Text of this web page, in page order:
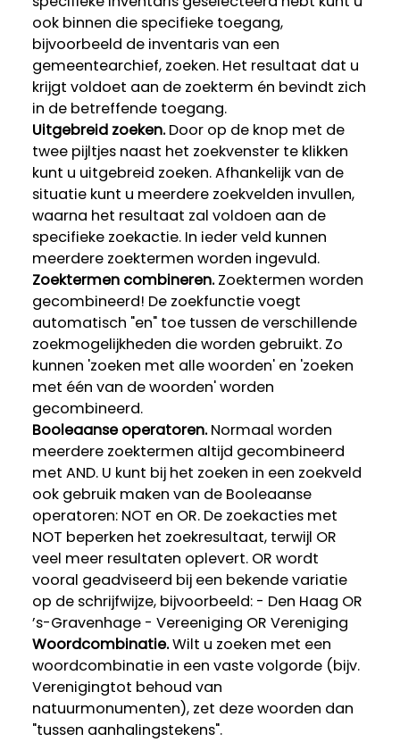
ook binnen die specifieke toegang,
bijvoorbeeld de inventaris van een
gemeentearchief, zoeken. Het resultaat dat u
krijgt voldoet aan de zoekterm én bevindt zich
in de betreffende toegang.
Uitgebreid zoeken.Door op de knop met de
twee pijltjes naast het zoekvenster te klikken
kunt u uitgebreid zoeken. Afhankelijk van de
situatie kunt u meerdere zoekvelden invullen,
waarna het resultaat zal voldoen aan de
specifieke zoekactie. In ieder veld kunnen
meerdere zoektermen worden ingevuld.
Zoektermen combineren.Zoektermen worden
gecombineerd! De zoekfunctie voegt
automatisch "en" toe tussen de verschillende
zoekmogelijkheden die worden gebruikt. Zo
kunnen 'zoeken met alle woorden' en 'zoeken
met één van de woorden' worden
gecombineerd.
Booleaanse operatoren.Normaal worden
meerdere zoektermen altijd gecombineerd
met AND. U kunt bij het zoeken in een zoekveld
ook gebruik maken van de Booleaanse
operatoren: NOT en OR. De zoekacties met
NOT beperken het zoekresultaat, terwijl OR
veel meer resultaten oplevert. OR wordt
vooral geadviseerd bij een bekende variatie
op de schrijfwijze, bijvoorbeeld: - Den Haag OR
’s-Gravenhage - Vereeniging OR Vereniging
Woordcombinatie.Wilt u zoeken met een
woordcombinatie in een vaste volgorde (bijv.
Verenigingtot behoud van
natuurmonumenten), zet deze woorden dan
"tussen aanhalingstekens".